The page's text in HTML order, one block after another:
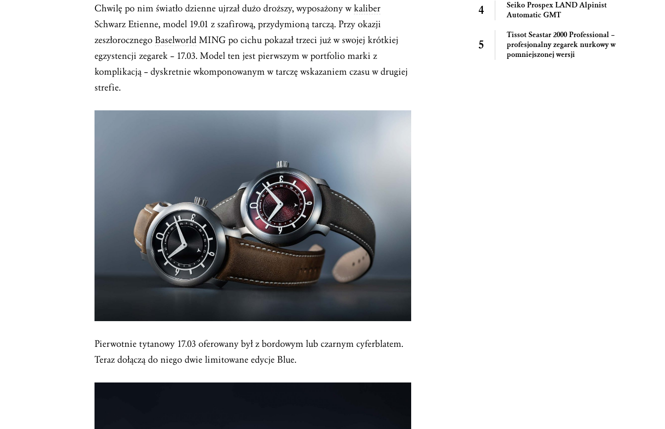
Chwilę po nim światło dzienne ujrzał dużo droższy, wyposażony wkaliber
Schwarz Etienne, model 19.01 z szafirową, przydymioną tarczą. Przy okazji
zeszłorocznego Baselworld MING po cichu pokazał trzeci już w swojej krótkiej
egzystencji zegarek – 17.03. Model ten jest pierwszym w portfolio marki z
komplikacją – dyskretnie wkomponowanym w tarczę wskazaniem czasu w drugiej
strefie.
Pierwotnie tytanowy 17.03 oferowany był z bordowym lub czarnym cyferblatem.
Teraz dołączą do niego dwie limitowane edycje Blue.
Seiko Prospex LAND Alpinist
Automatic GMT
Tissot Seastar 2000 Professional –
profesjonalny zegarek nurkowy w
pomniejszonej wersji